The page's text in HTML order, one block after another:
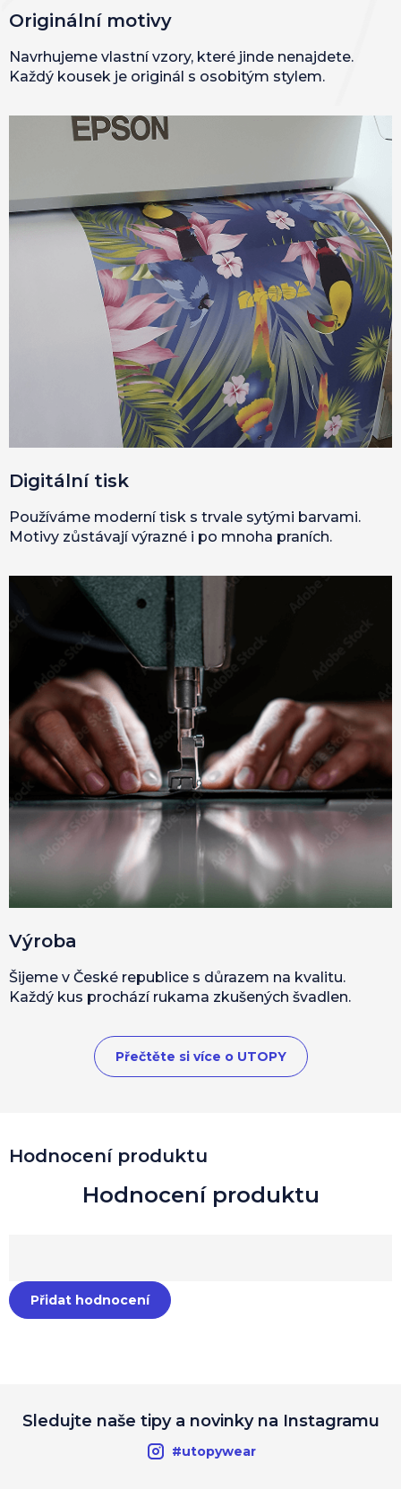
Hodnocení produktu
Přidat hodnocení
Originální motivy
Navrhujeme vlastní vzory, které jinde nenajdete.
Každý kousek je originál s osobitým stylem.
Digitální tisk
Používáme moderní tisk s trvale sytými barvami.
Motivy zůstávají výrazné i po mnoha praních.
Výroba
Šijeme v České republice s důrazem na kvalitu.
Každý kus prochází rukama zkušených švadlen.
Přečtěte si více o UTOPY
Sledujte naše tipy a novinky na Instagramu
#utopywear